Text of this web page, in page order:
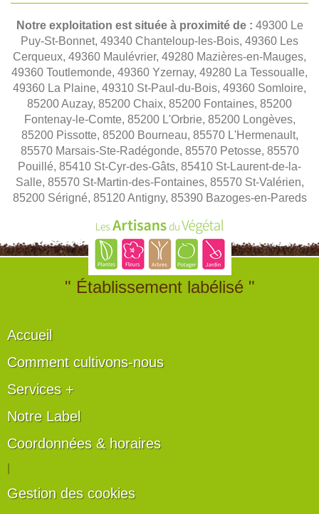
Notre exploitation est située à proximité de : 49300 Le
Puy-St-Bonnet, 49340 Chanteloup-les-Bois, 49360 Les
Cerqueux, 49360 Maulévrier, 49280 Mazières-en-Mauges,
49360 Toutlemonde, 49360 Yzernay, 49280 La Tessoualle,
49360 La Plaine, 49310 St-Paul-du-Bois, 49360 Somloire,
85200 Auzay, 85200 Chaix, 85200 Fontaines, 85200
Fontenay-le-Comte, 85200 L'Orbrie, 85200 Longèves,
85200 Pissotte, 85200 Bourneau, 85570 L'Hermenault,
85570 Marsais-Ste-Radégonde, 85570 Petosse, 85570
Pouillé, 85410 St-Cyr-des-Gâts, 85410 St-Laurent-de-la-
Salle, 85570 St-Martin-des-Fontaines, 85570 St-Valérien,
85200 Sérigné, 85120 Antigny, 85390 Bazoges-en-Pareds
" Établissement labélisé "
Accueil
Comment cultivons-nous
Services +
Notre Label
Coordonnées & horaires
Gestion des cookies